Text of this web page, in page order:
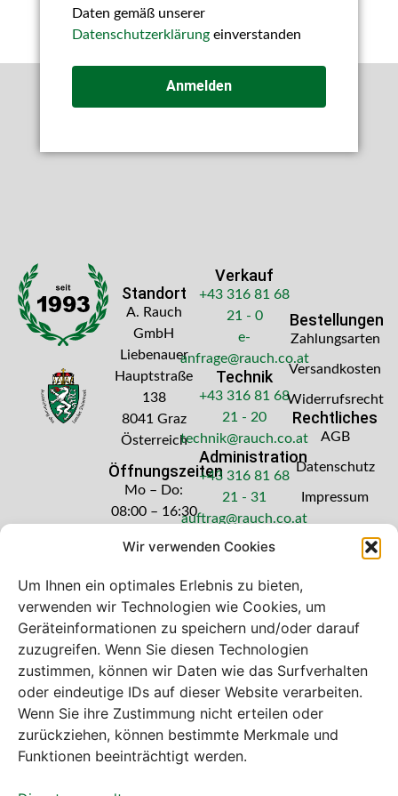
Wir verwenden Cookies
Um Ihnen ein optimales Erlebnis zu bieten,
verwenden wir Technologien wie Cookies, um
Geräteinformationen zu speichern und/oder darauf
zuzugreifen. Wenn Sie diesen Technologien
zustimmen, können wir Daten wie das Surfverhalten
oder eindeutige IDs auf dieser Website verarbeiten.
Wenn Sie ihre Zustimmung nicht erteilen oder
zurückziehen, können bestimmte Merkmale und
Funktionen beeinträchtigt werden.
Daten gemäß unserer
Datenschutzerklärungeinverstanden
Anmelden
Standort
A. Rauch
GmbH
Liebenauer
Hauptstraße
138
8041 Graz
Österreich
Öffnungszeiten
Mo – Do:
08:00 – 16:30
Freitag: 08:00
Verkauf
+43 316 81 68
21 - 0
e-
anfrage@rauch.co.at
Technik
+43 316 81 68
21 - 20
technik@rauch.co.at
Administration
+43 316 81 68
21 - 31
auftrag@rauch.co.at
Bestellungen
Zahlungsarten
Versandkosten
Widerrufsrecht
Rechtliches
AGB
Datenschutz
Impressum
Bei diesem Webshop handelt es sich um
einen B2B-Webshop
A. Rauch GmbH – Ihr Experte aus Österreich für Waagen,
Eich- & Kalibrierservice, Sprühnebel-Zerstäubungstechnik
und Lebensmittelmaschinen.